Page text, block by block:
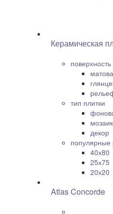
Керамическая
поверхность
тип плитки
декор
40х80
25х75
20х20
Atlas Concorde